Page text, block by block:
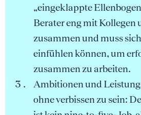
„eingeklappte
Berater eng mit Kollegen
zusammen und muss
einfühlen können, um
zusammen zu arbeiten.
Ambitionen und
ohne verbissen zu sein: